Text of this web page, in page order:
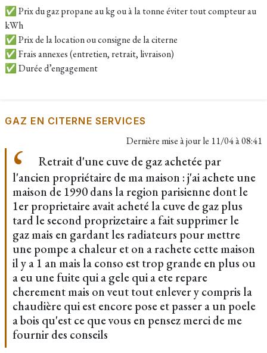
✅ Prix du gaz propane au kg ou à la tonne éviter tout compteur au
kWh
✅ Prix de la location ou consigne de la citerne
✅ Frais annexes (entretien, retrait, livraison)
✅ Durée d’engagement
GAZ EN CITERNE SERVICES
Dernière mise à jour le 11/04 à 08:41
Retrait d'une cuve de gaz achetée par
l'ancien propriétaire de ma maison : j'ai achete une
maison de 1990 dans la region parisienne dont le
1er proprietaire avait acheté la cuve de gaz plus
tard le second proprizetaire a fait supprimer le
gaz mais en gardant les radiateurs pour mettre
une pompe a chaleur et on a rachete cette maison
il y a 1 an mais la conso est trop grande en plus ou
a eu une fuite qui a gele qui a ete repare
cherement mais on veut tout enlever y compris la
chaudière qui est encore pose et passer a un poele
a bois qu'est ce que vous en pensez merci de me
fournir des conseils